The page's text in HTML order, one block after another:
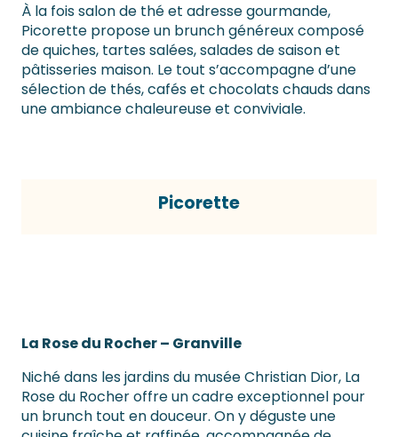
À la fois salon de thé et adresse gourmande,
Picorette propose un brunch généreux composé
de quiches, tartes salées, salades de saison et
pâtisseries maison. Le tout s’accompagne d’une
sélection de thés, cafés et chocolats chauds dans
une ambiance chaleureuse et conviviale.
Picorette
La Rose du Rocher – Granville
Niché dans les jardins du musée Christian Dior, La
Rose du Rocher offre un cadre exceptionnel pour
un brunch tout en douceur. On y déguste une